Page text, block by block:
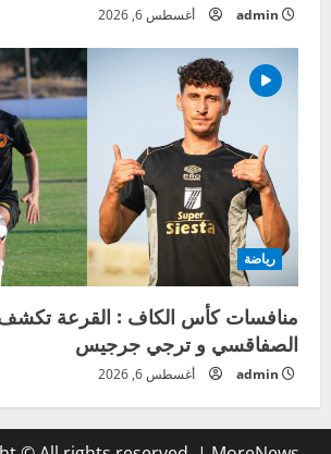
admin أغسطس 6, 2026
رياضة
منافسات كأس الكاف : القرعة
الصفاقسي و ترجي جرجيس
admin أغسطس 6, 2026